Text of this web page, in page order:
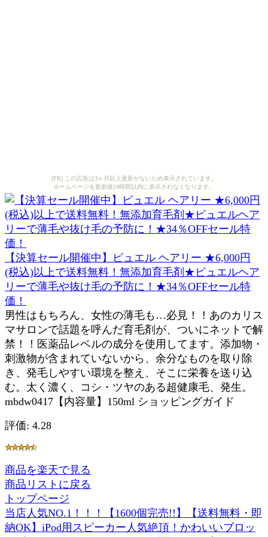
[PR] この広告は3ヶ月以上更新がないため表示されています。
ホームページを更新後24時間以内に表示されなくなります。
【決算セール開催中】ピュエル ヘアリー ★6,000円
(税込)以上で送料無料！無添加育毛剤★ピュエルヘア
リーで薄毛や抜け毛の予防に！★34％OFFセール特
価！
男性はもちろん、女性の薄毛も…必見！！あのカリス
マサロンで話題を呼んだ育毛剤が、ついにネットで解
禁！！医薬品レベルの成分を使用してます。添加物・
刺激物が含まれていないから、余分なものを取り除
き、発毛しやすい環境を整え、そこに栄養を送り込
む。太く濃く、コシ・ツヤのある超健康毛、発生。
mbdw0417【内容量】150ml ショッピングガイド
評価: 4.28
商品を楽天で見る
商品リストに戻る
トップページ
当店人気NO.1！！！【1600個完売!!】【送料無料・即
納OK】iPod用スピーカー人気絶頂！かわいいブロッ